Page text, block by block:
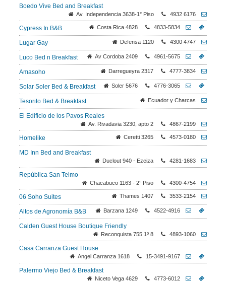
Boedo Vive Bed and Breakfast
Av. Independencia 3638-1° Piso 4932 6176
Cypress In B&B Costa Rica 4828 4833-5834
Lugar Gay Defensa 1120 4300 4747
Luco Bed n Breakfast Av Cordoba 2409 4961-5675
Amasoho Darregueyra 2317 4777-3834
Solar Soler Bed & Breakfast Soler 5676 4776-3065
Tesorito Bed & Breakfast Ecuador y Charcas
El Edificio de los Pavos Reales
Av. Rivadavia 3230, apto 2 4867-2199
Homelike Ceretti 3265 4573-0180
MD Inn Bed and Breakfast
Duclout 940 - Ezeiza 4281-1683
República San Telmo
Chacabuco 1163 - 2° Piso 4300-4754
06 Soho Suites Thames 1407 3533-2154
Altos de Agronomía B&B Barzana 1249 4522-4916
Calden Guest House Boutique Friendly
Reconquista 755 1º 8 4893-1060
Casa Carranza Guest House
Angel Carranza 1618 15-3491-9167
Palermo Viejo Bed & Breakfast
Niceto Vega 4629 4773-6012